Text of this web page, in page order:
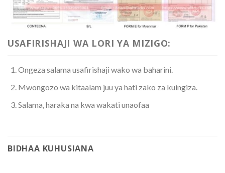
USAFIRISHAJI WA LORI YA MIZIGO:
Ongeza salama usafirishaji wako wa baharini.
Mwongozo wa kitaalam juu ya hati zako za kuingiza.
Salama, haraka na kwa wakati unaofaa
BIDHAA KUHUSIANA